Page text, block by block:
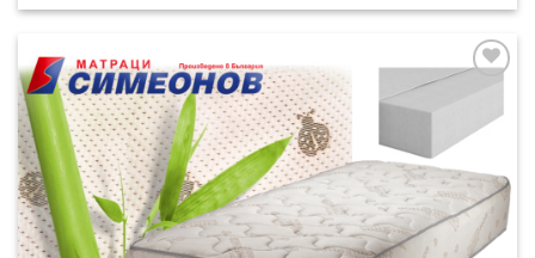
108.91€
списъка с
харесани